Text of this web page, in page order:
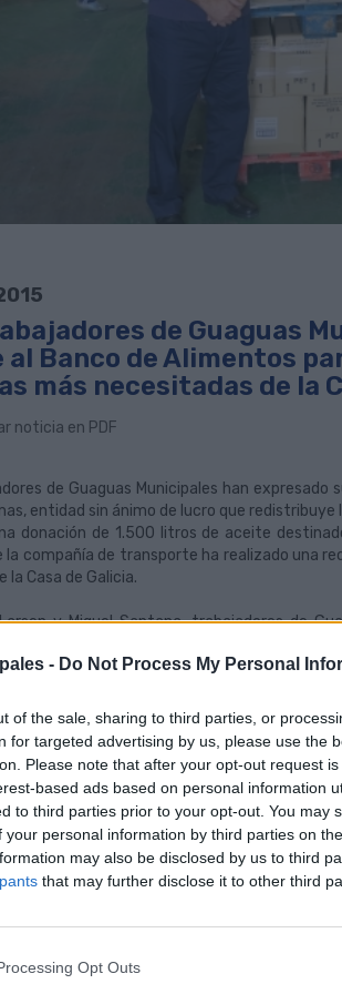
- Do Not Process My Personal
of the sale, sharing to third parties, or
for targeted advertising by us, please use the
Please note that after your opt-out request
based ads based on personal information
to third parties prior to your opt-out. You may
personal information by third parties on
may also be disclosed by us to third
that may further disclose it to other third
Opt Outs
de Guaguas
al Banco de Alimentos
más necesitadas de la
noticia en PDF
de Guaguas Municipales han
entidad sin ánimo de lucro que
donación de 1.500 litros de aceite
la compañía de transporte ha realizado una
la Casa de Galicia.
y Miguel Santana, trabajadores de
la empresa municipal, que en pocos días
Una vez reunido el dinero, los
Andrés Merino, cuáles eran las necesidades
establecimientos de alimentación
de costo, además de facilitar el
benéfica.
Alimentos de Las Palmas, declarado de
Oro de Canarias, se organiza en base a sus
kilos de alimentos. Durante la campaña
benéfica recogió 550.000 kilos de comida
a las personas más necesitadas a
acción benéfica, los trabajadores de
poco uso para entregarla en las
Palmas de Gran Canaria. El personal de la